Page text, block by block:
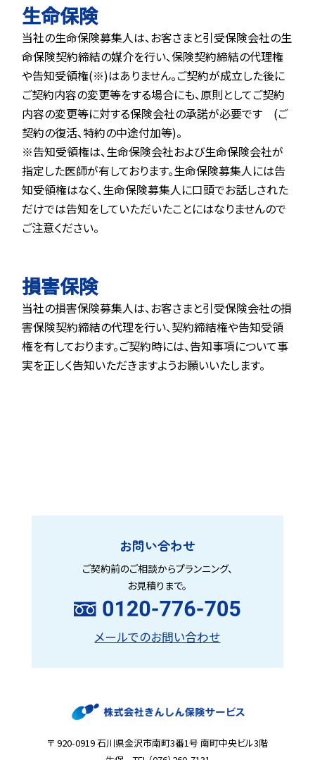
生命保険
当社の生命保険募集人は、お客さまと引受保険会社の生
命保険契約締結の媒介を行い、保険契約締結の代理権
や告知受領権(※)はありません。ご契約が成立した後に
ご契約内容の変更等をする場合にも、原則としてご契約
内容の変更等に対する保険会社の承諾が必要です (ご
契約の復活、特約の中途付加等)。
※告知受領権は、生命保険会社および生命保険会社が
指定した医師が有しております。生命保険募集人には告
知受領権はなく、生命保険募集人に口頭でお話しされた
だけでは告知をしていただいたことにはなりませんので
ご注意ください。
損害保険
当社の損害保険募集人は、お客さまと引受保険会社の損
害保険契約締結の代理を行い、契約締結権や告知受領
権を有しております。ご契約時には、告知事項について事
実を正しく告知いただきますようお願いいたします。
お問い合わせ
ご契約前のご相談からプランニング、
お見積りまで。
メールでのお問い合わせ
〒 920-0919 石川県金沢市南町3番1号 南町中央ビル3階